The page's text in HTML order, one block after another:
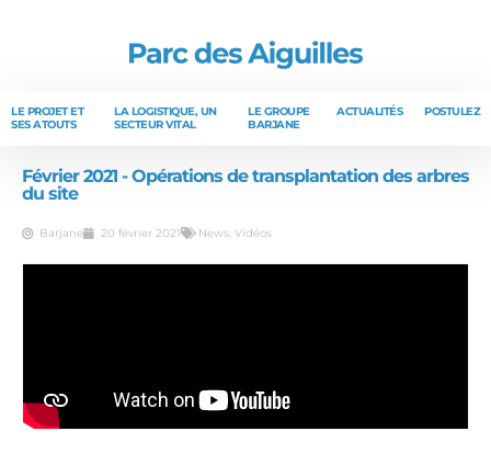
LE PROJET ET
SES ATOUTS
LA LOGISTIQUE, UN
SECTEUR VITAL
LE GROUPE
BARJANE
ACTUALITÉS POSTULEZ
Février 2021 - Opérations de transplantation des arbres
du site
Barjane 20 février 2021 News, Vidéos